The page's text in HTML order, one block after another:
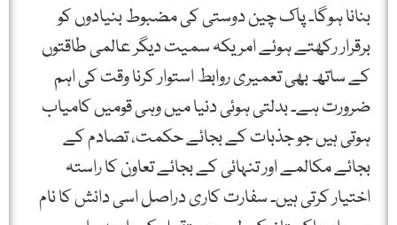
بنانا ہوگا۔ پاک چین دوستی کی مضبوط بنیادوں کو
برقرار رکھتے ہوئے امریکہ سمیت دیگر عالمی طاقتوں
کے ساتھ بھی تعمیری روابط استوار کرنا وقت کی اہم
ضرورت ہے۔ بدلتی ہوئی دنیا میں وہی قومیں کامیاب
ہوتی ہیں جو جذبات کے بجائے حکمت، تصادم کے
بجائے مکالمے اور تنہائی کے بجائے تعاون کا راستہ
اختیار کرتی ہیں۔ سفارت کاری دراصل اسی دانش کا نام